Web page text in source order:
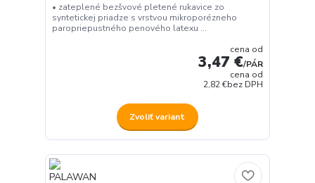
• zateplené bezšvové pletené rukavice zo
syntetickej priadze s vrstvou mikroporézneho
paropriepustného penového latexu ...
cena od
3,47 €/PÁR
cena od
2,82 €bez DPH
Zvoliť variant